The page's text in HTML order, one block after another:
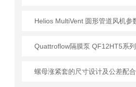
螺母涨紧套的尺寸设计及公差配合